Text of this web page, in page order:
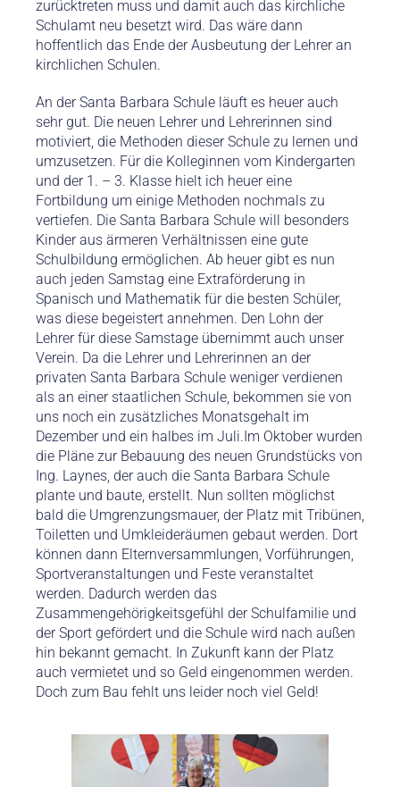
zurücktreten muss und damit auch das kirchliche
Schulamt neu besetzt wird. Das wäre dann
hoffentlich das Ende der Ausbeutung der Lehrer an
kirchlichen Schulen.
An der Santa Barbara Schule läuft es heuer auch
sehr gut. Die neuen Lehrer und Lehrerinnen sind
motiviert, die Methoden dieser Schule zu lernen und
umzusetzen. Für die Kolleginnen vom Kindergarten
und der 1. – 3. Klasse hielt ich heuer eine
Fortbildung um einige Methoden nochmals zu
vertiefen. Die Santa Barbara Schule will besonders
Kinder aus ärmeren Verhältnissen eine gute
Schulbildung ermöglichen. Ab heuer gibt es nun
auch jeden Samstag eine Extraförderung in
Spanisch und Mathematik für die besten Schüler,
was diese begeistert annehmen. Den Lohn der
Lehrer für diese Samstage übernimmt auch unser
Verein. Da die Lehrer und Lehrerinnen an der
privaten Santa Barbara Schule weniger verdienen
als an einer staatlichen Schule, bekommen sie von
uns noch ein zusätzliches Monatsgehalt im
Dezember und ein halbes im Juli.Im Oktober wurden
die Pläne zur Bebauung des neuen Grundstücks von
Ing. Laynes, der auch die Santa Barbara Schule
plante und baute, erstellt. Nun sollten möglichst
bald die Umgrenzungsmauer, der Platz mit Tribünen,
Toiletten und Umkleideräumen gebaut werden. Dort
können dann Elternversammlungen, Vorführungen,
Sportveranstaltungen und Feste veranstaltet
werden. Dadurch werden das
Zusammengehörigkeitsgefühl der Schulfamilie und
der Sport gefördert und die Schule wird nach außen
hin bekannt gemacht. In Zukunft kann der Platz
auch vermietet und so Geld eingenommen werden.
Doch zum Bau fehlt uns leider noch viel Geld!